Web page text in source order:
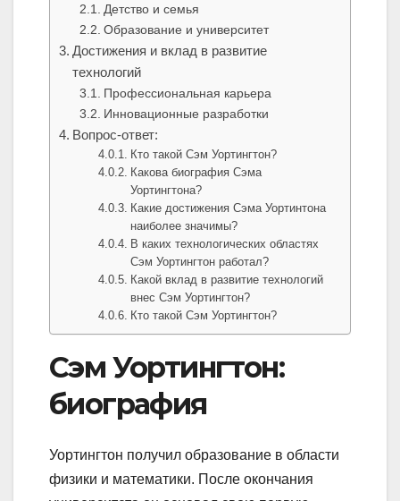
Детство и семья
Образование и университет
Достижения и вклад в развитие
технологий
Профессиональная карьера
Инновационные разработки
Вопрос-ответ:
Кто такой Сэм Уортингтон?
Какова биография Сэма
Уортингтона?
Какие достижения Сэма Уортинтона
наиболее значимы?
В каких технологических областях
Сэм Уортингтон работал?
Какой вклад в развитие технологий
внес Сэм Уортингтон?
Кто такой Сэм Уортингтон?
Сэм Уортингтон:
биография
Уортингтон получил образование в области
физики и математики. После окончания